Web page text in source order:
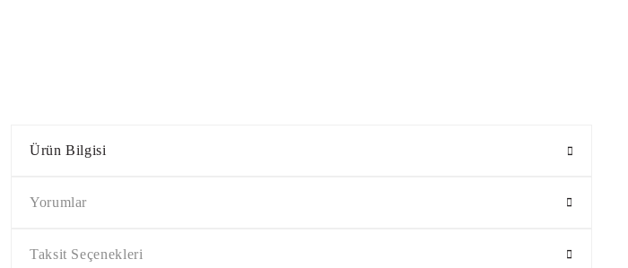
Ürün Bilgisi
Yorumlar
Taksit Seçenekleri